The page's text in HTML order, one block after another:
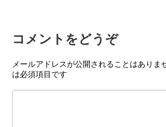
コメントをどうぞ
メールアドレスが公開されることはありま
は必須項目です